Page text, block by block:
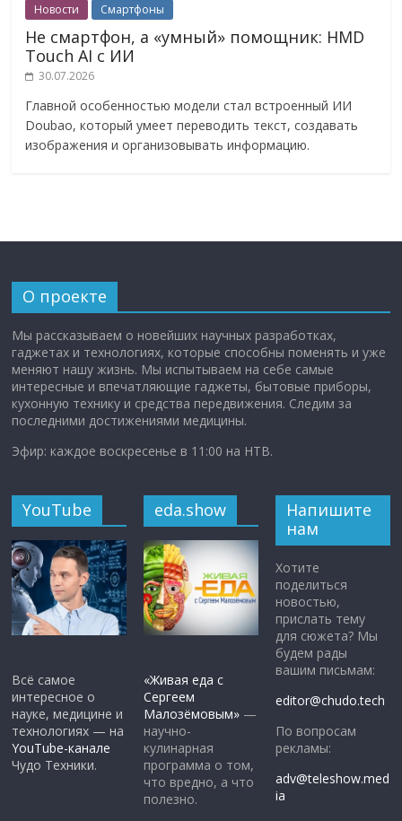
Новости Смартфоны
Не смартфон, а «умный» помощник: HMD
Touch AI с ИИ
30.07.2026
Главной особенностью модели стал встроенный ИИ
Doubao, который умеет переводить текст, создавать
изображения и организовывать информацию.
О проекте
Мы рассказываем о новейших научных разработках,
гаджетах и технологиях, которые способны поменять и уже
меняют нашу жизнь. Мы испытываем на себе самые
интересные и впечатляющие гаджеты, бытовые приборы,
кухонную технику и средства передвижения. Следим за
последними достижениями медицины.
Эфир: каждое воскресенье в 11:00 на НТВ.
YouTube
Всё самое
интересное о
науке, медицине и
технологиях — на
YouTube-канале
Чудо Техники.
eda.show
«Живая еда с
Сергеем
Малозёмовым» —
научно-
кулинарная
программа о том,
что вредно, а что
полезно.
Напишите
нам
Хотите
поделиться
новостью,
прислать тему
для сюжета? Мы
будем рады
вашим письмам:
editor@chudo.tech
По вопросам
рекламы:
adv@teleshow.med
ia